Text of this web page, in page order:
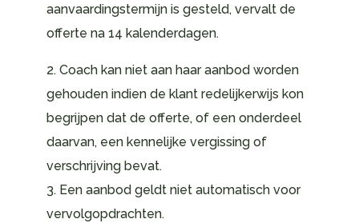
aanvaardingstermijn is gesteld, vervalt de
offerte na 14 kalenderdagen.
2. Coach kan niet aan haar aanbod worden
gehouden indien de klant redelijkerwijs kon
begrijpen dat de offerte, of een onderdeel
daarvan, een kennelijke vergissing of
verschrijving bevat.
3. Een aanbod geldt niet automatisch voor
vervolgopdrachten.